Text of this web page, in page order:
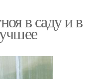
в саду и в